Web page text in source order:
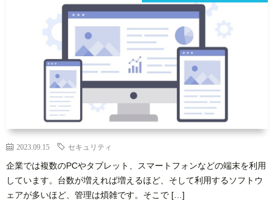
ス
報
合
2023.09.15 セキュリティ
企業では複数のPCやタブレット、スマートフォンなどの端末を利用
しています。台数が増えれば増えるほど、そして利用するソフトウ
ェアが多いほど、管理は煩雑です。そこで […]